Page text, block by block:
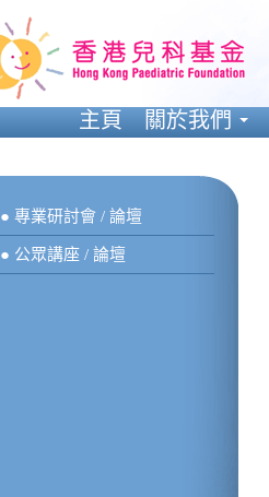
● 專業研討會 / 論壇
● 公眾講座 / 論壇
主頁 關於我們